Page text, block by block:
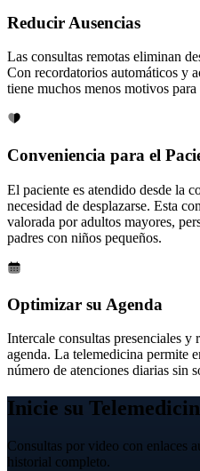
Reducir Ausencias
Las consultas remotas eliminan
Con recordatorios automáticos y
tiene muchos menos motivos
Conveniencia para el
El paciente es atendido desde la
necesidad de desplazarse. Esta
valorada por adultos mayores,
padres con niños pequeños.
Optimizar su Agenda
Intercale consultas presenciales y
agenda. La telemedicina permite
número de atenciones diarias sin
Inicie su
Consultas por video con enlaces
historial completo.